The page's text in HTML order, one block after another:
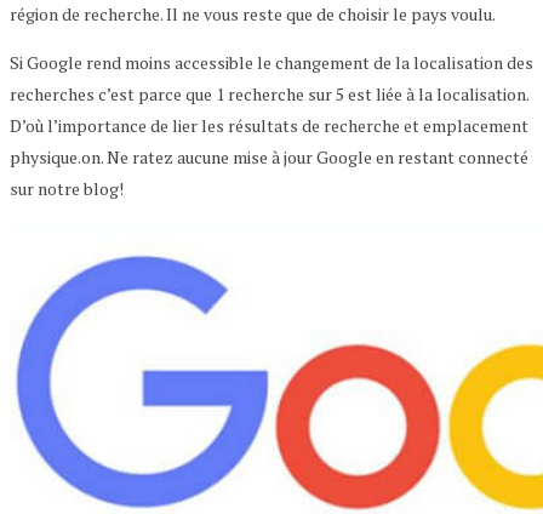
région de recherche. Il ne vous reste que de choisir le pays voulu.
Si Google rend moins accessible le changement de la localisation des
recherches c’est parce que 1 recherche sur 5 est liée à la localisation.
D’où l’importance de lier les résultats de recherche et emplacement
physique.on. Ne ratez aucune mise à jour Google en restant connecté
sur notre blog!